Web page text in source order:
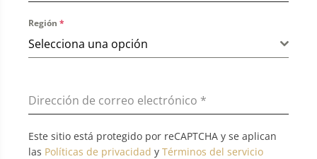
Región *
Selecciona una opción
Dirección de correo electrónico *
Este sitio está protegido por reCAPTCHA y se aplican
las Políticas de privacidad y Términos del servicio